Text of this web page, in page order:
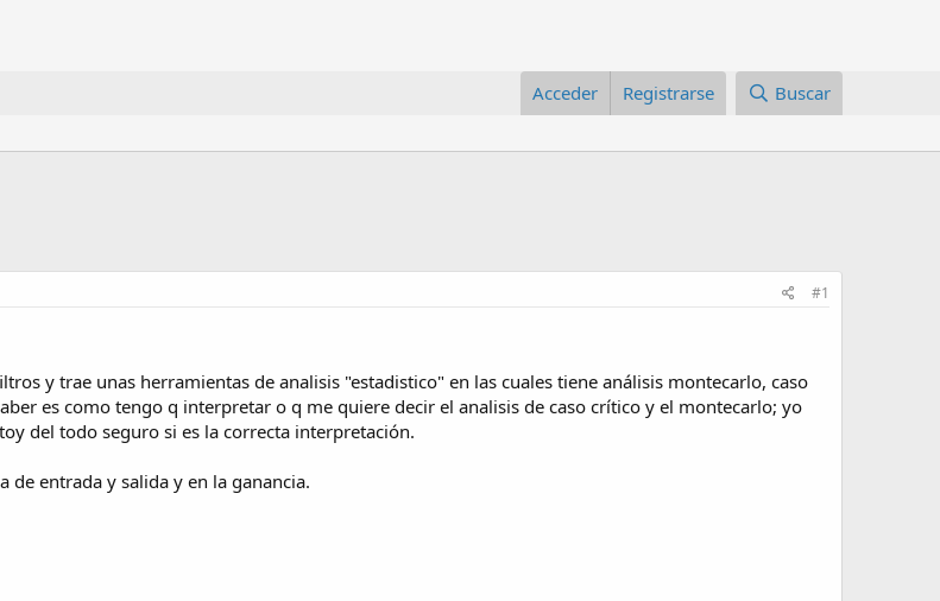
Acceder Registrarse Buscar
#1
y trae unas herramientas de analisis "estadistico" en las cuales tiene análisis montecarlo, caso
es como tengo q interpretar o q me quiere decir el analisis de caso crítico y el montecarlo; yo
del todo seguro si es la correcta interpretación.
de entrada y salida y en la ganancia.